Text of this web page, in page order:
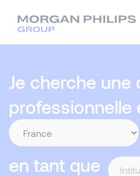
Je cherche une
professionnelle
en tant que